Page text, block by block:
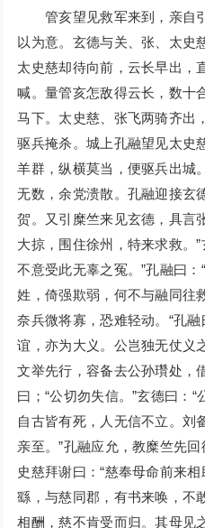
管亥望见救军来到，亲自
以为意。玄德与关、张、太史
太史慈却待向前，云长早出，
喊。量管亥怎敌得云长，数十
马下。太史慈、张飞两骑齐出
驱兵掩杀。城上孔融望见太史
羊群，纵横莫当，便驱兵出城
无数，余党溃散。孔融迎接玄
贺。又引糜竺来见玄德，具言
大掠，围住徐州，特来求救。
不意受此无辜之冤。”孔融曰
姓，倚强欺弱，何不与融同往
奈兵微将寡，恐难轻动。“孔
谊，亦为大义。公岂独无仗义
文举先行，容备去公孙瓚处，
曰；“公切勿失信。”玄德曰：
自古皆有死，人无信不立。刘
亲至。”孔融应允，教糜竺先
史慈拜谢曰：“慈奉母命前来
繇，与慈同郡，有书来唤，不
相酬，慈不肯受而归。其母见